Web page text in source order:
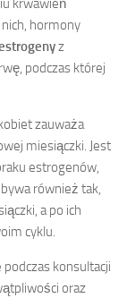
krwawień
hormony
z
podczas której
zauważa
miesiączki. Jest
estrogenów,
również tak,
a po ich
cyklu.
konsultacji
oraz